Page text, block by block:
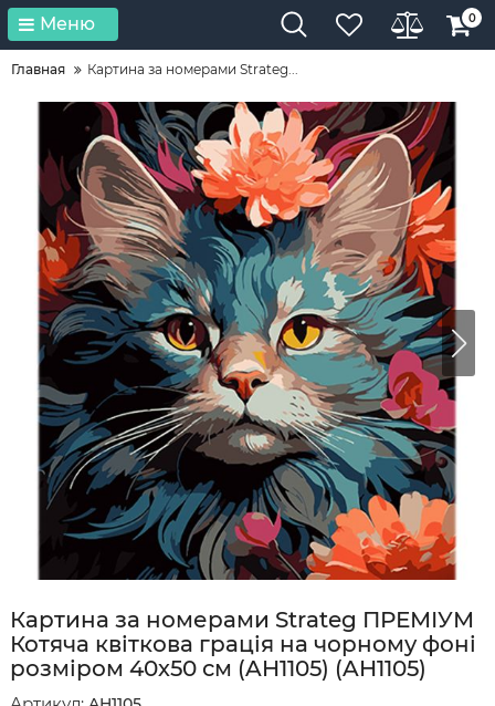
Меню 0
Главная Картина за номерами Strateg...
Картина за номерами Strateg ПРЕМІУМ
Котяча квіткова грація на чорному фоні
розміром 40х50 см (AH1105) (AH1105)